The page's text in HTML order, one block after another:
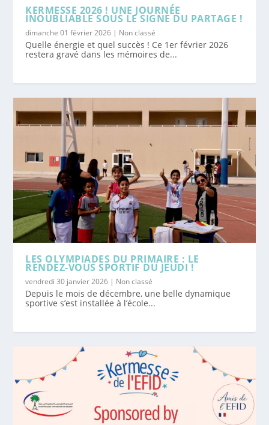
KERMESSE 2026 ! UNE JOURNÉE
INOUBLIABLE SOUS LE SIGNE DU PARTAGE !
dimanche 01 février 2026 | Non classé
Quelle énergie et quel succès ! Ce 1er février 2026
restera gravé dans les mémoires de...
LES OLYMPIADES DU PRIMAIRE : LE
RENDEZ-VOUS SPORTIF DU JEUDI !
vendredi 30 janvier 2026 | Non classé
Depuis le mois de décembre, une belle dynamique
sportive s’est installée à l’école...